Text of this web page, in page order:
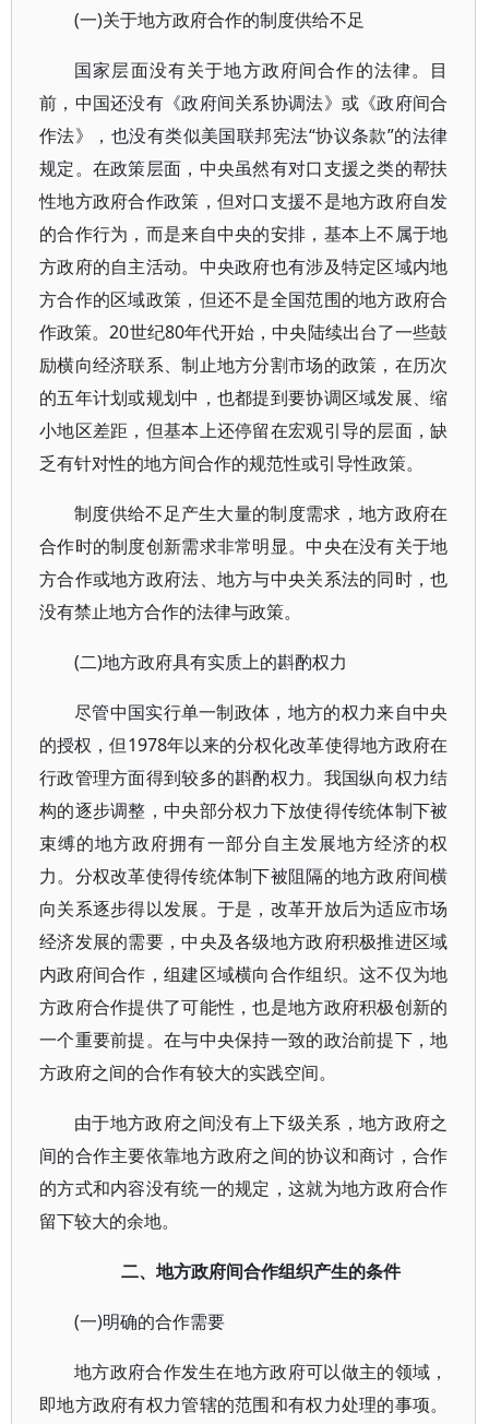
(一)关于地方政府合作的制度供给不足
国家层面没有关于地方政府间合作的法律。目
前，中国还没有《政府间关系协调法》或《政府间合
作法》，也没有类似美国联邦宪法“协议条款”的法律
规定。在政策层面，中央虽然有对口支援之类的帮扶
性地方政府合作政策，但对口支援不是地方政府自发
的合作行为，而是来自中央的安排，基本上不属于地
方政府的自主活动。中央政府也有涉及特定区域内地
方合作的区域政策，但还不是全国范围的地方政府合
作政策。20世纪80年代开始，中央陆续出台了一些鼓
励横向经济联系、制止地方分割市场的政策，在历次
的五年计划或规划中，也都提到要协调区域发展、缩
小地区差距，但基本上还停留在宏观引导的层面，缺
乏有针对性的地方间合作的规范性或引导性政策。
制度供给不足产生大量的制度需求，地方政府在
合作时的制度创新需求非常明显。中央在没有关于地
方合作或地方政府法、地方与中央关系法的同时，也
没有禁止地方合作的法律与政策。
(二)地方政府具有实质上的斟酌权力
尽管中国实行单一制政体，地方的权力来自中央
的授权，但1978年以来的分权化改革使得地方政府在
行政管理方面得到较多的斟酌权力。我国纵向权力结
构的逐步调整，中央部分权力下放使得传统体制下被
束缚的地方政府拥有一部分自主发展地方经济的权
力。分权改革使得传统体制下被阻隔的地方政府间横
向关系逐步得以发展。于是，改革开放后为适应市场
经济发展的需要，中央及各级地方政府积极推进区域
内政府间合作，组建区域横向合作组织。这不仅为地
方政府合作提供了可能性，也是地方政府积极创新的
一个重要前提。在与中央保持一致的政治前提下，地
方政府之间的合作有较大的实践空间。
由于地方政府之间没有上下级关系，地方政府之
间的合作主要依靠地方政府之间的协议和商讨，合作
的方式和内容没有统一的规定，这就为地方政府合作
留下较大的余地。
二、地方政府间合作组织产生的条件
(一)明确的合作需要
地方政府合作发生在地方政府可以做主的领域，
即地方政府有权力管辖的范围和有权力处理的事项。